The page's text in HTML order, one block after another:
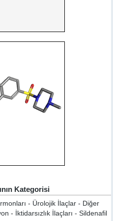
Kategorisi
- Ürolojik İlaçlar - Diğer
- İktidarsızlık İlaçları - Sildenafil